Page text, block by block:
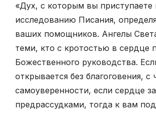
«Дух, с которым вы приступаете
исследованию Писания,
ваших помощников. Ангелы
теми, кто с кротостью в сердце
Божественного руководства.
открывается без благоговения, с
самоуверенности, если сердце
предрассудками, тогда к вам